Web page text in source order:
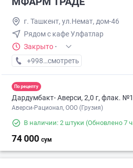
г. Ташкент, ул.Немат, дом-46
Рядом с кафе Улфатлар
Закрыто ·
+998 (90) XXX-XX-XX
смотреть
По рецепту
Дардумбакт- Аверси, 2,0 г, флак. №1
Аверси-Рационал, ООО (Грузия)
В наличии: 2 штуки (Обновлено 7
74 000 сум